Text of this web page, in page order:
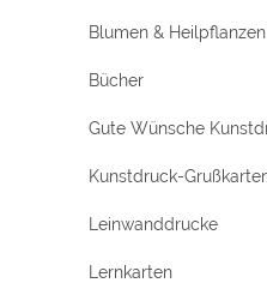
Blumen & Heilpflanzen
Bücher
Gute Wünsche
Kunstdruck-
Leinwanddrucke
Lernkarten